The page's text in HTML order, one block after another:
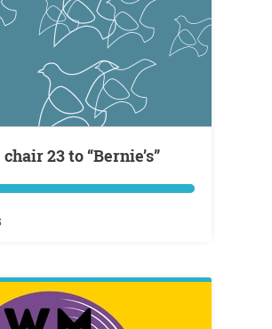
chair 23 to “Bernie’s”